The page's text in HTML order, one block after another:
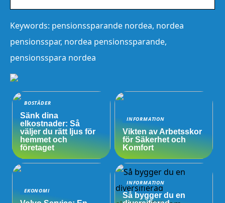
Keywords: pensionssparande nordea, nordea
pensionsspar, nordea pensionssparande,
pensionsspara nordea
BOSTÄDER
Sänk dina
elkostnader: Så
väljer du rätt ljus för
hemmet och
företaget
INFORMATION
Vikten av Arbetsskor
för Säkerhet och
Komfort
EKONOMI
INFORMATION
Så bygger du en